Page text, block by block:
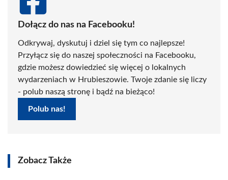
Dołącz do nas na Facebooku!
Odkrywaj, dyskutuj i dziel się tym co najlepsze!
Przyłącz się do naszej społeczności na Facebooku,
gdzie możesz dowiedzieć się więcej o lokalnych
wydarzeniach w Hrubieszowie. Twoje zdanie się liczy
- polub naszą stronę i bądź na bieżąco!
Polub nas!
Zobacz Także